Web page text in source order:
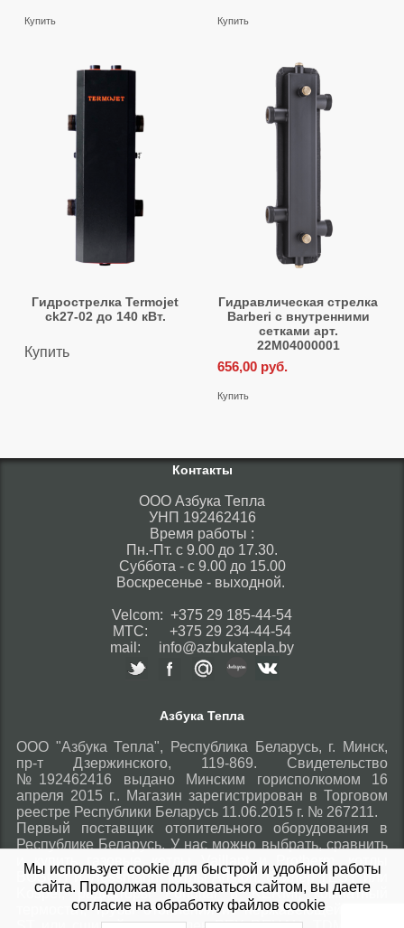
Купить Купить
Гидрострелка Termojet
ck27-02 до 140 кВт.
Купить
Гидравлическая стрелка
Barberi с внутренними
сетками арт.
22M04000001
656,00 руб.
Купить
Контакты
ООО Азбука Тепла
УНП 192462416
Время работы :
Пн.-Пт. с 9.00 до 17.30.
Суббота - с 9.00 до 15.00
Воскресенье - выходной.
Velcom: +375 29 185-44-54
МТС: +375 29 234-44-54
mail: info@azbukatepla.by
Азбука Тепла
ООО "Азбука Тепла", Республика Беларусь, г. Минск,
пр-т Дзержинского, 119-869. Свидетельство
№192462416 выдано Минским горисполкомом 16
апреля 2015 г.. Магазин зарегистрирован в Торговом
реестре Республики Беларусь 11.06.2015 г. № 267211.
Первый поставщик отопительного оборудования в
Республике Беларусь. У нас можно выбрать, сравнить
и купить газовые котлы Vaillant и Protherm, котлы
BOSCH и Viessmann, котлы Ariston, бойлер TESY или
Kospel, радиаторы Fondital и KERMI, комнатный
термостат, трубы отопления из нержавеющей стали
Мы использует cookie для быстрой и удобной работы
сайта. Продолжая пользоваться сайтом, вы даете
согласие на обработку файлов cookie